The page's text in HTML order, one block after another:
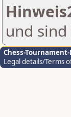
und
Chess-
Legal details/Terms